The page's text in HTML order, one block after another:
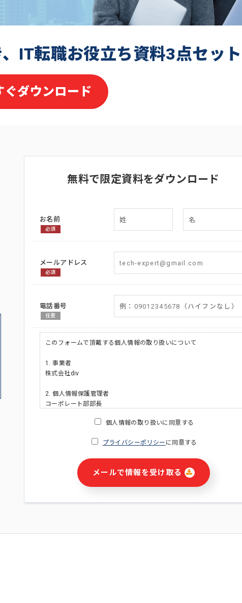
IT転職お役立ち資料3点セット
ぐダウンロード
無料で限定資料をダウンロード
お名前
必須
メールアドレス
必須
電話番号
任意
このフォームで頂戴する個人情報の取り扱いについて
1. 事業者
株式会社div
2. 個人情報保護管理者
コーポレート部部長
・ご請求された資料の送付のため
・本サービス及び本サービスに関連する情報(当社及び第三者のサー
ビス又は商品等の広告配信・宣伝を含みますが、それらに限定されま
せん)の提供又はそれらに関する連絡のため
個人情報の取り扱いに同意する
プライバシーポリシー に同意する
メールで情報を受け取る